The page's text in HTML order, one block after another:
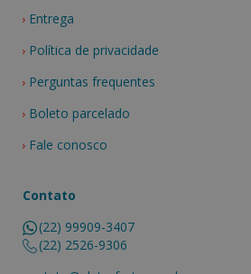
Entrega
Política de privacidade
Perguntas frequentes
Boleto parcelado
Fale conosco
Contato
(22) 99909-3407
(22) 2526-9306